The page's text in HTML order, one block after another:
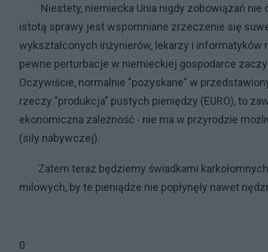
Niestety, niemiecka Unia nigdy zobowiązań nie
istotą sprawy jest wspomniane zrzeczenie się
wykształconych inżynierów, lekarzy i
pewne perturbacje w niemieckiej gospodarce
Oczywiście, normalnie "pozyskane" w
rzeczy "produkcja" pustych pieniędzy (EURO), to
ekonomiczna zależność - nie ma w przyrodzie
(siły nabywczej).
Zatem teraz będziemy świadkami
milowych, by te pieniądze nie popłynęły nawet
0